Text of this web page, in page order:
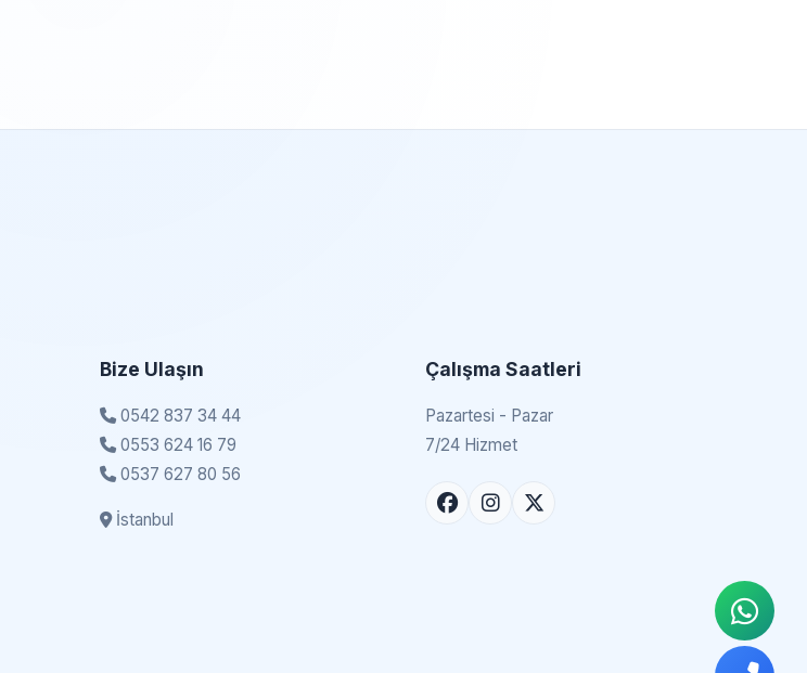
Bize Ulaşın
0542 837 34 44
0553 624 16 79
0537 627 80 56
İstanbul
Çalışma Saatleri
Pazartesi - Pazar
7/24 Hizmet